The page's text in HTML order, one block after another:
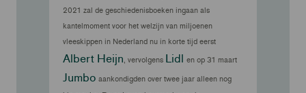
2021 zal de geschiedenisboeken ingaan als
kantelmoment voor het welzijn van miljoenen
vleeskippen in Nederland nu in korte tijd eerst
Albert Heijn , vervolgens Lidl en op 31 maart
Jumbo aankondigden over twee jaar alleen nog